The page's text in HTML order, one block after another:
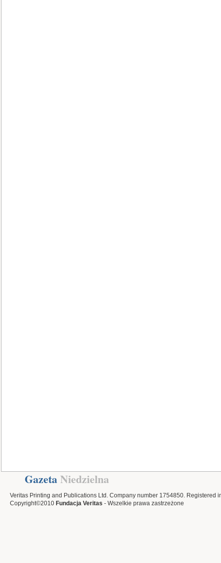
GazetaNiedzielna
Veritas Printing and Publications Ltd. Company number 1754850. Registered
Copyright©2010 Fundacja Veritas - Wszelkie prawa zastrzeżone